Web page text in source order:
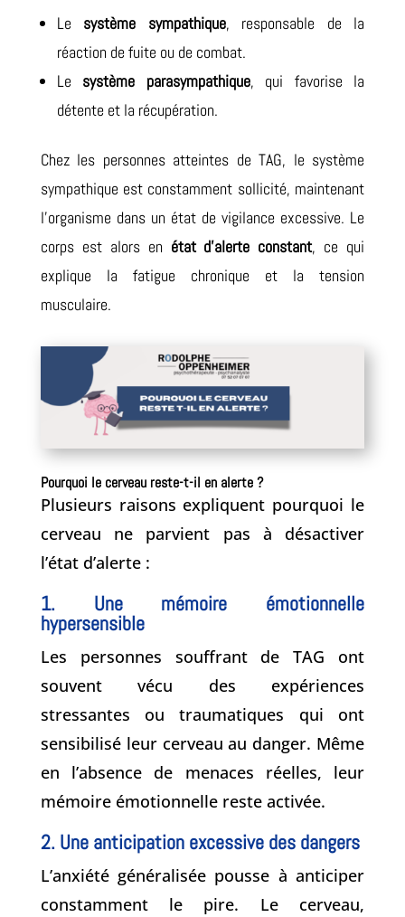
Le système sympathique, responsable de la
réaction de fuite ou de combat.
Le système parasympathique, qui favorise la
détente et la récupération.
Chez les personnes atteintes de TAG, le système
sympathique est constamment sollicité, maintenant
l’organisme dans un état de vigilance excessive. Le
corps est alors en état d’alerte constant, ce qui
explique la fatigue chronique et la tension
musculaire.
Pourquoi le cerveau reste-t-il en alerte ?
Plusieurs raisons expliquent pourquoi le
cerveau ne parvient pas à désactiver
l’état d’alerte :
1. Une mémoire émotionnelle
hypersensible
Les personnes souffrant de TAG ont
souvent vécu des expériences
stressantes ou traumatiques qui ont
sensibilisé leur cerveau au danger. Même
en l’absence de menaces réelles, leur
mémoire émotionnelle reste activée.
2. Une anticipation excessive des dangers
L’anxiété généralisée pousse à anticiper
constamment le pire. Le cerveau,